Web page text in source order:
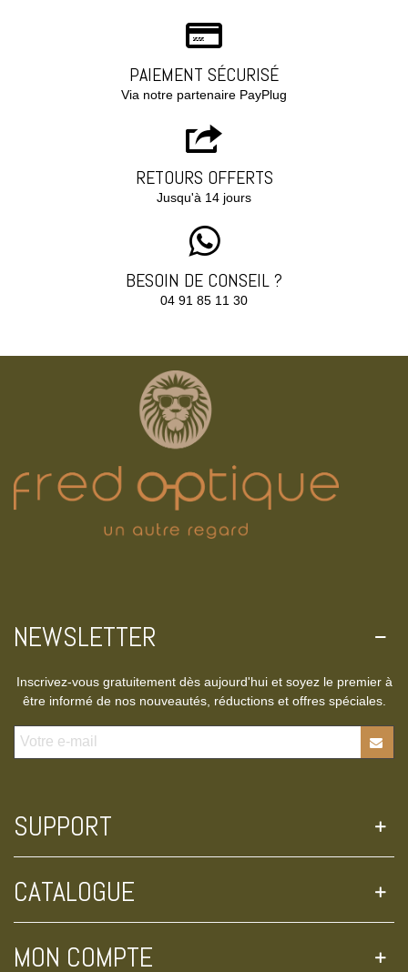
PAIEMENT SÉCURISÉ
Via notre partenaire PayPlug
RETOURS OFFERTS
Jusqu'à 14 jours
BESOIN DE CONSEIL ?
04 91 85 11 30‬
NEWSLETTER
Inscrivez-vous gratuitement dès aujourd'hui et soyez le premier à
être informé de nos nouveautés, réductions et offres spéciales.
SUPPORT
CATALOGUE
MON COMPTE